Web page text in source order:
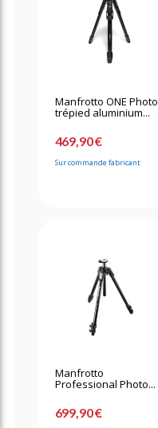
Manfrotto ONE Photo
trépied aluminium...
469,90 €
Sur commande fabricant
Manfrotto
Professional Photo...
699,90 €